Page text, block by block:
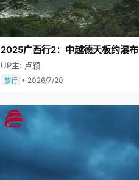
2025广西行2：中越德天板约瀑布
UP主: 卢颖
旅行 • 2026/7/20